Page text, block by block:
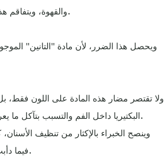
والقهوة، ويتفاقم هذا الخطر في حالة الإكثار من المشروبين المكيفين.
ويحصل هذا الضرر، لأن مادة "التانين"
ولا تقتصر مضار هذه المادة على اللون فقط،
البكتيريا داخل الفم والتسبب بتآكل ما يعرف بـ"المينا" وهي الطبقة السطحية الواقية للسن.
وينصح الخبراء بالإكثار من تنظيف
فيما دأبت الأغلبية على التنظيف قبل أن يخلدوا للنوم فقط.